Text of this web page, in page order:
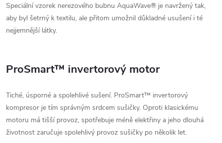
Speciální vzorek nerezového bubnu AquaWave® je navržený tak,
aby byl šetrný k textilu, ale přitom umožnil důkladné usušení i té
nejjemnější látky.
ProSmart™ invertorový motor
Tiché, úsporné a spolehlivé sušení. ProSmart™ invertorový
kompresor je tím správným srdcem sušičky. Oproti klasickému
motoru má tišší provoz, spotřebuje méně elektřiny a jeho dlouhá
životnost zaručuje spolehlivý provoz sušičky po několik let.